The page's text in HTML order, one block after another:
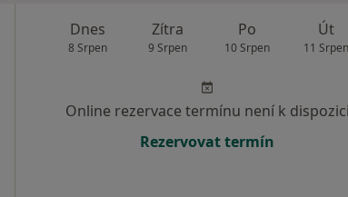
Dnes
8 Srpen
Zítra
9 Srpen
Po
10 Srpen
Út
11 Srpen
Online rezervace termínu není k dispozici
Rezervovat termín